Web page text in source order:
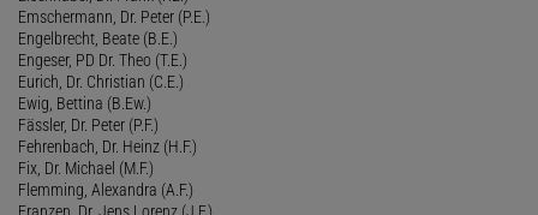
Emschermann, Dr. Peter (P.E.)
Engelbrecht, Beate (B.E.)
Engeser, PD Dr. Theo (T.E.)
Eurich, Dr. Christian (C.E.)
Ewig, Bettina (B.Ew.)
Fässler, Dr. Peter (P.F.)
Fehrenbach, Dr. Heinz (H.F.)
Fix, Dr. Michael (M.F.)
Flemming, Alexandra (A.F.)
Franzen, Dr. Jens Lorenz (J.F.)